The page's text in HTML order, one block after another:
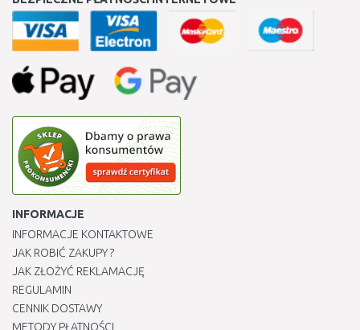
INFORMACJE
INFORMACJE KONTAKTOWE
JAK ROBIĆ ZAKUPY ?
JAK ZŁOŻYĆ REKLAMACJĘ
REGULAMIN
CENNIK DOSTAWY
METODY PŁATNOŚCI